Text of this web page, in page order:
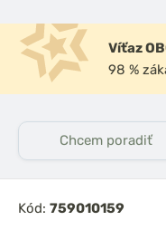
Víťaz
98 %
Chcem poradiť
Kód: 759010159